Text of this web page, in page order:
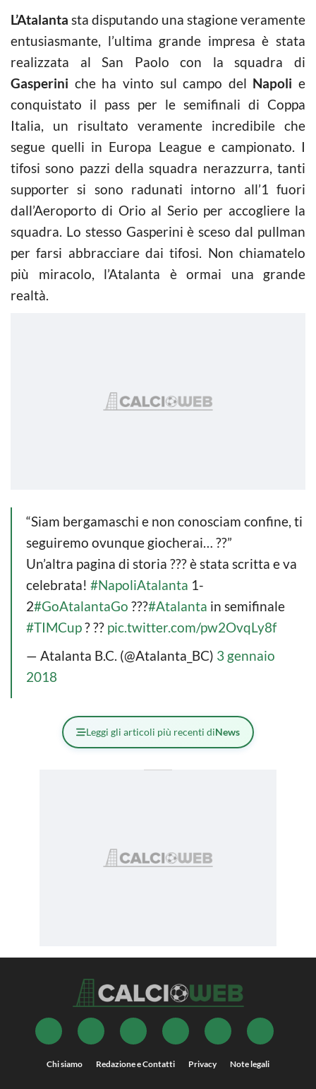
L’Atalanta sta disputando una stagione veramente
entusiasmante, l’ultima grande impresa è stata
realizzata al San Paolo con la squadra di
Gasperini che ha vinto sul campo del Napoli e
conquistato il pass per le semifinali di Coppa
Italia, un risultato veramente incredibile che
segue quelli in Europa League e campionato. I
tifosi sono pazzi della squadra nerazzurra, tanti
supporter si sono radunati intorno all’1 fuori
dall’Aeroporto di Orio al Serio per accogliere la
squadra. Lo stesso Gasperini è sceso dal pullman
per farsi abbracciare dai tifosi. Non chiamatelo
più miracolo, l’Atalanta è ormai una grande
realtà.
“Siam bergamaschi e non conosciam confine, ti
seguiremo ovunque giocherai… ??”
Un’altra pagina di storia ??? è stata scritta e va
celebrata! #NapoliAtalanta 1-
2#GoAtalantaGo ???#Atalanta in semifinale
#TIMCup? ?? pic.twitter.com/pw2OvqLy8f
— Atalanta B.C. (@Atalanta_BC) 3 gennaio
2018
Leggi gli articoli più recenti diNews
Chi siamo Redazione e Contatti Privacy Note legali